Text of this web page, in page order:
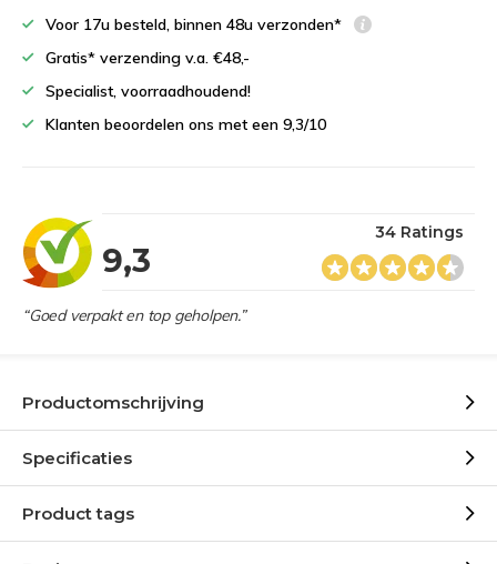
Voor 17u besteld, binnen 48u verzonden*
Gratis* verzending v.a. €48,-
Specialist, voorraadhoudend!
Klanten beoordelen ons met een 9,3/10
9,3
34 Ratings
“Goed verpakt en top geholpen.”
Productomschrijving
Specificaties
Product tags